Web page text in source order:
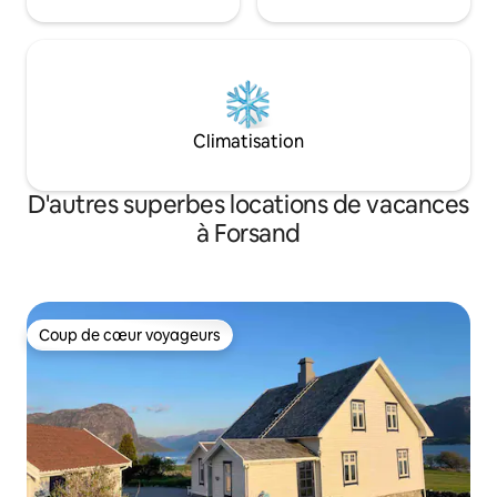
Climatisation
D'autres superbes locations de vacances
à Forsand
Coup de cœur voyageurs
Coup de cœur voyageurs